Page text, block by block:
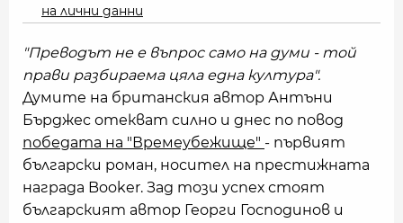
на лични данни
"Преводът не е въпрос само на думи - той
прави разбираема цяла една култура".
Думите на британския автор Антъни
Бърджес отекват силно и днес по повод
победата на "Времеубежище" - първият
български роман, носител на престижната
награда Booker. Зад този успех стоят
българският автор Георги Господинов и